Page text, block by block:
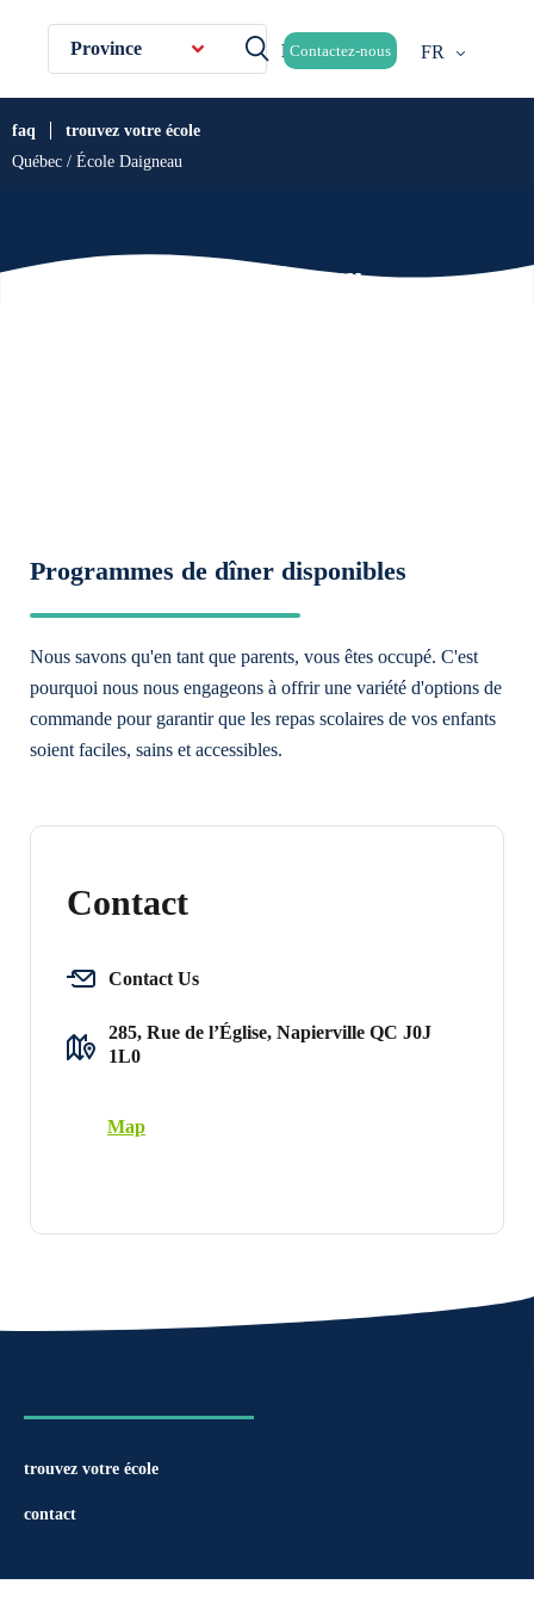
Province Contactez-nous FR
Québec / École Daigneau
faq trouvez votre école
École Daigneau
Programmes de dîner disponibles
Nous savons qu'en tant que parents, vous êtes occupé. C'est
pourquoi nous nous engageons à offrir une variété d'options de
commande pour garantir que les repas scolaires de vos enfants
soient faciles, sains et accessibles.
Contact
Contact Us
285, Rue de l’Église, Napierville QC J0J
1L0
Map
trouvez votre école
contact